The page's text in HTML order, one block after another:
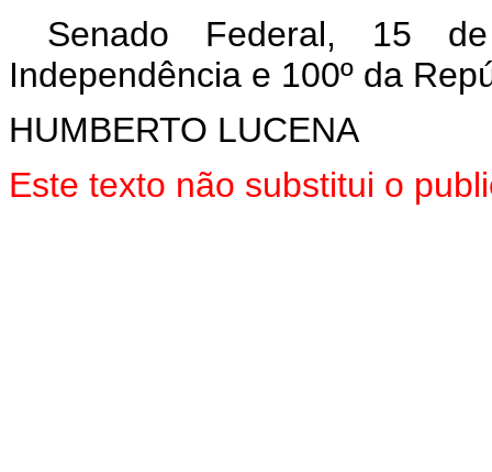
Senado Federal, 15
Independência e 100º da
HUMBERTO LUCENA
Este texto não substitui o